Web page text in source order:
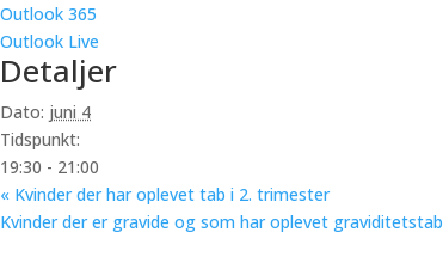
Outlook 365
Outlook Live
Detaljer
Dato: juni 4
Tidspunkt:
19:30 - 21:00
« Kvinder der har oplevet tab i 2. trimester
Kvinder der er gravide og som har oplevet graviditetstab